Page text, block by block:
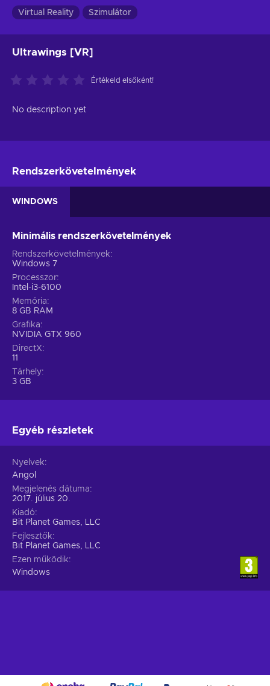
Virtual Reality Szimulátor
Ultrawings [VR]
Értékeld elsőként!
No description yet
Rendszerkövetelmények
WINDOWS
Minimális rendszerkövetelmények
Rendszerkövetelmények
Windows 7
Processzor
Intel-i3-6100
Memória
8 GB RAM
Grafika
NVIDIA GTX 960
DirectX
11
Tárhely
3 GB
Egyéb részletek
Nyelvek
Angol
Megjelenés dátuma
2017. július 20.
Kiadó
Bit Planet Games, LLC
Fejlesztők
Bit Planet Games, LLC
Ezen működik
Windows